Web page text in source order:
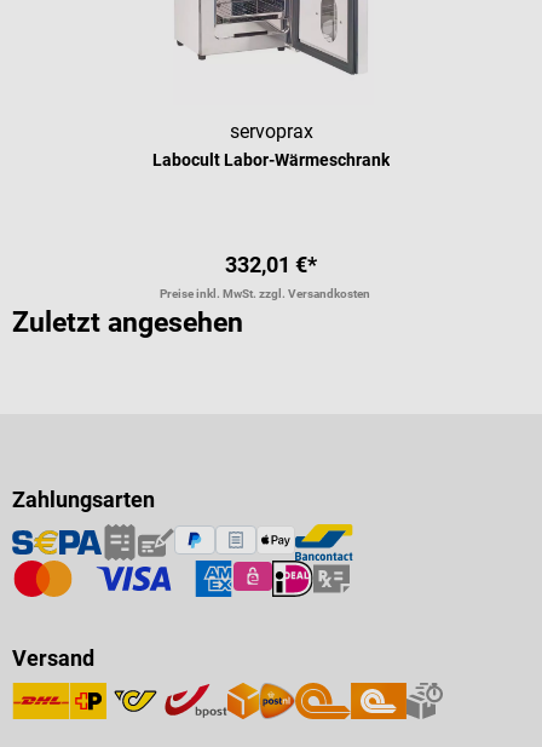
servoprax
Labocult Labor-Wärmeschrank
332,01 €*
Preise inkl. MwSt. zzgl. Versandkosten
Zuletzt angesehen
Zahlungsarten
Versand